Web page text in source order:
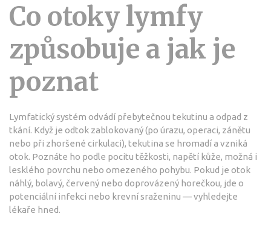
Co otoky lymfy
způsobuje a jak je
poznat
Lymfatický systém odvádí přebytečnou tekutinu a odpad z
tkání. Když je odtok zablokovaný (po úrazu, operaci, zánětu
nebo při zhoršené cirkulaci), tekutina se hromadí a vzniká
otok. Poznáte ho podle pocitu těžkosti, napětí kůže, možná i
lesklého povrchu nebo omezeného pohybu. Pokud je otok
náhlý, bolavý, červený nebo doprovázený horečkou, jde o
potenciální infekci nebo krevní sraženinu — vyhledejte
lékaře hned.